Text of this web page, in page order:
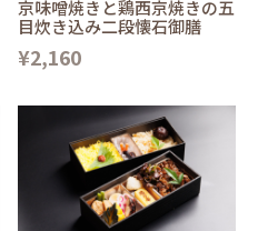
京味噌焼きと鶏西京焼きの五
目炊き込み二段懐石御膳
¥2,160